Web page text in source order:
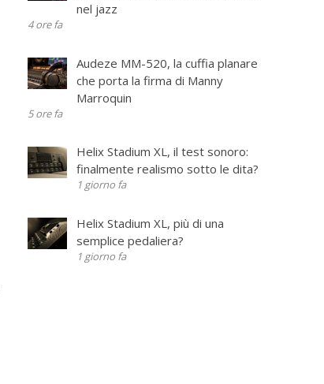
nel jazz
4 ore fa
Audeze MM-520, la cuffia planare
che porta la firma di Manny
Marroquin
5 ore fa
Helix Stadium XL, il test sonoro:
finalmente realismo sotto le dita?
1 giorno fa
Helix Stadium XL, più di una
semplice pedaliera?
1 giorno fa